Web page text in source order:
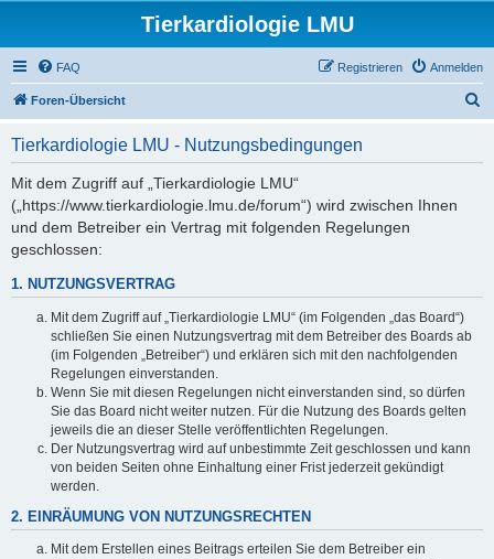
Tierkardiologie LMU
FAQ Anmelden
Registrieren
Foren-Übersicht
Tierkardiologie LMU - Nutzungsbedingungen
Mit dem Zugriff auf „Tierkardiologie LMU“
(„https://www.tierkardiologie.lmu.de/forum“) wird zwischen Ihnen
und dem Betreiber ein Vertrag mit folgenden Regelungen
geschlossen:
1. NUTZUNGSVERTRAG
Mit dem Zugriff auf „Tierkardiologie LMU“ (im Folgenden „das Board“)
schließen Sie einen Nutzungsvertrag mit dem Betreiber des Boards ab
(im Folgenden „Betreiber“) und erklären sich mit den nachfolgenden
Regelungen einverstanden.
Wenn Sie mit diesen Regelungen nicht einverstanden sind, so dürfen
Sie das Board nicht weiter nutzen. Für die Nutzung des Boards gelten
jeweils die an dieser Stelle veröffentlichten Regelungen.
Der Nutzungsvertrag wird auf unbestimmte Zeit geschlossen und kann
von beiden Seiten ohne Einhaltung einer Frist jederzeit gekündigt
werden.
2. EINRÄUMUNG VON NUTZUNGSRECHTEN
Mit dem Erstellen eines Beitrags erteilen Sie dem Betreiber ein